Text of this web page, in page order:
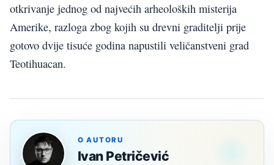
otkrivanje jednog od najvećih arheoloških misterija
Amerike, razloga zbog kojih su drevni graditelji prije
gotovo dvije tisuće godina napustili veličanstveni grad
Teotihuacan.
O AUTORU
Ivan Petričević